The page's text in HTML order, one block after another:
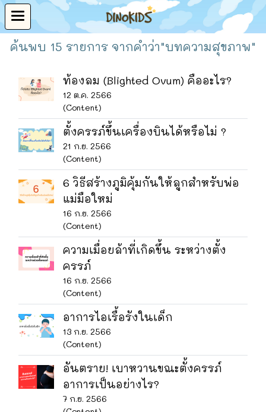
ค้นพบ 15 รายการ จากคำว่า"บทความสุขภาพ"
ท้องลม (Blighted Ovum) คืออะไร?
12 ต.ค. 2566
(Content)
ตั้งครรภ์ขึ้นเครื่องบินได้หรือไม่ ?
21 ก.ย. 2566
(Content)
6 วิธีสร้างภูมิคุ้มกันให้ลูกสำหรับพ่อ
แม่มือใหม่
16 ก.ย. 2566
(Content)
ความเมื่อยล้าที่เกิดขึ้น ระหว่างตั้ง
ครรภ์
16 ก.ย. 2566
(Content)
อาการไอเรื้อรังในเด็ก
13 ก.ย. 2566
(Content)
อันตราย! เบาหวานขณะตั้งครรภ์
อาการเป็นอย่างไร?
7 ก.ย. 2566